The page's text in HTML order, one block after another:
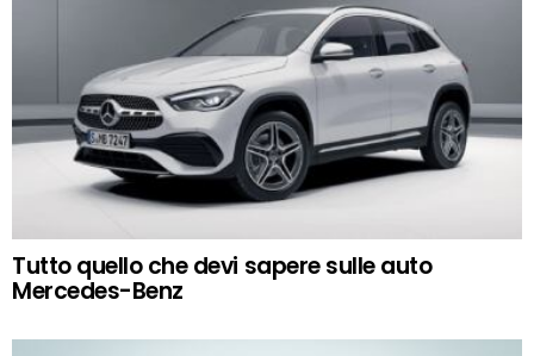
Tutto quello che devi sapere sulle auto
Mercedes-Benz